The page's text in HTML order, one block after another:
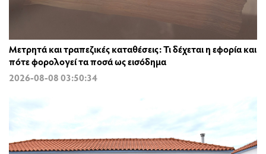
Μετρητά και τραπεζικές καταθέσεις: Τι δέχεται η εφορία και
πότε φορολογεί τα ποσά ως εισόδημα
2026-08-08 03:50:34